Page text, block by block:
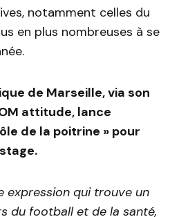
notamment celles du
en plus nombreuses à se
de Marseille, via son
attitude, lance
de la poitrine » pour
expression qui trouve un
du football et de la santé,